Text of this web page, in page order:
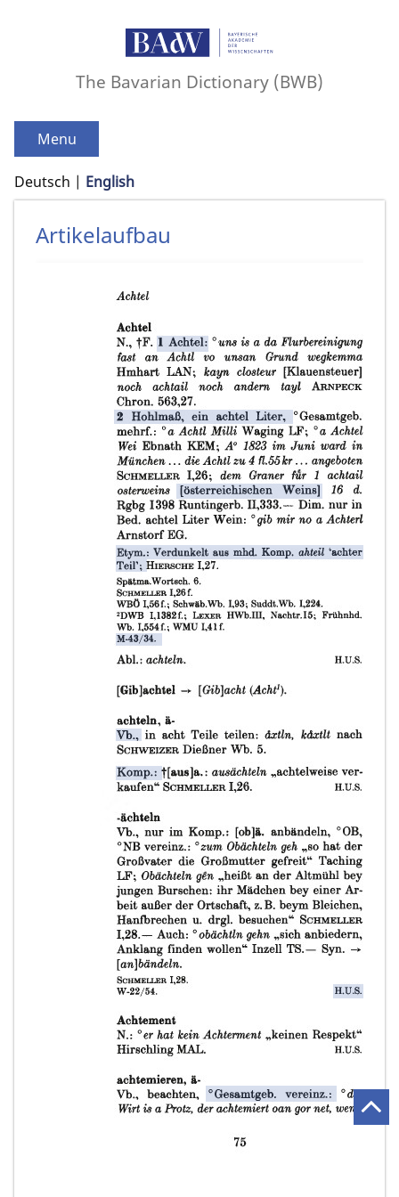
The Bavarian Dictionary (BWB)
Menu
Deutsch English
Artikelaufbau